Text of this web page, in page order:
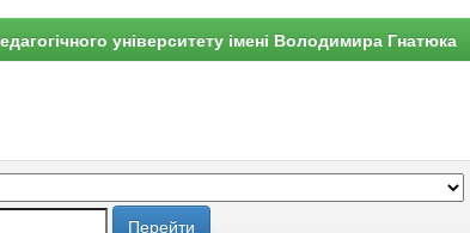
університету імені Володимира Гнатюка